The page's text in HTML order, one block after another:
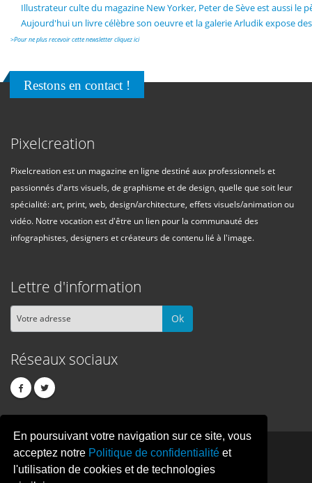
En poursuivant votre navigation sur ce site, vous
acceptez notre Politique de confidentialité et
l'utilisation de cookies et de technologies
Illustrateur culte du magazine New Yorker, Peter de Sève est aussi le
Aujourd'hui un livre célèbre son oeuvre et la galerie Arludik expose
>Pour ne plus recevoir cette newsletter cliquez ici
Restons en contact !
Pixelcreation
Pixelcreation est un magazine en ligne destiné aux professionnels et
passionnés d'arts visuels, de graphisme et de design, quelle que soit leur
spécialité: art, print, web, design/architecture, effets visuels/animation ou
vidéo. Notre vocation est d'être un lien pour la communauté des
infographistes, designers et créateurs de contenu lié à l'image.
Lettre d'information
Ok
Réseaux sociaux
PIXELCREATION